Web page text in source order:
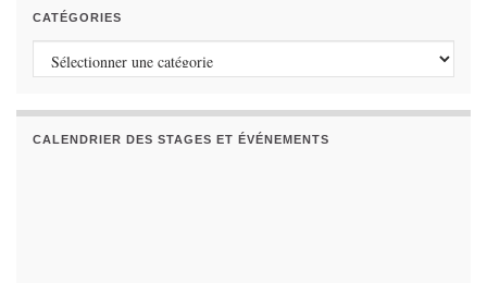
CATÉGORIES
Catégories
CALENDRIER DES STAGES ET ÉVÉNEMENTS